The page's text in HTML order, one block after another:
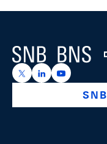
Logo
https://x.com/
https://https://